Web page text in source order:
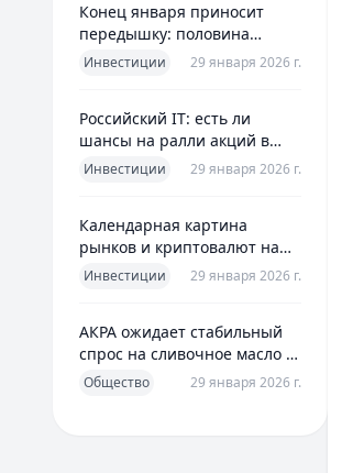
Конец января приносит
передышку: половина
годовой цели ЦБ «сделана»
Инвестиции 29 января 2026 г.
Российский IT: есть ли
шансы на ралли акций в
2026 без опоры на ИИ
Инвестиции 29 января 2026 г.
Календарная картина
рынков и криптовалют на
четверг, 29 января 2026
Инвестиции 29 января 2026 г.
АКРА ожидает стабильный
спрос на сливочное масло в
2026 году
Общество 29 января 2026 г.